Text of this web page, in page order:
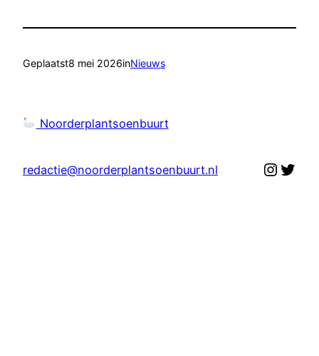
Geplaatst8 mei 2026inNieuws
Noorderplantsoenbuurt
redactie@noorderplantsoenbuurt.nl